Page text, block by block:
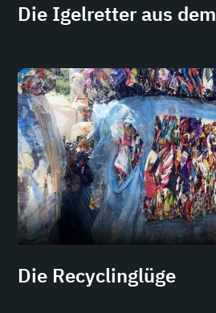
Die Igelretter aus
Die Recyclinglüge